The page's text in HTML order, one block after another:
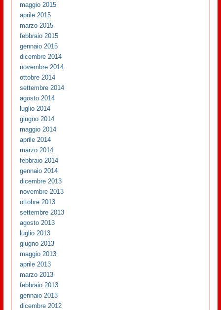
maggio 2015
aprile 2015
marzo 2015
febbraio 2015
gennaio 2015
dicembre 2014
novembre 2014
ottobre 2014
settembre 2014
agosto 2014
luglio 2014
giugno 2014
maggio 2014
aprile 2014
marzo 2014
febbraio 2014
gennaio 2014
dicembre 2013
novembre 2013
ottobre 2013
settembre 2013
agosto 2013
luglio 2013
giugno 2013
maggio 2013
aprile 2013
marzo 2013
febbraio 2013
gennaio 2013
dicembre 2012